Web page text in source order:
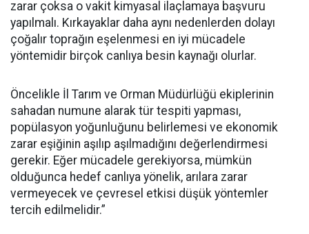
zarar çoksa o vakit kimyasal ilaçlamaya başvuru
yapılmalı. Kırkayaklar daha aynı nedenlerden dolayı
çoğalır toprağın eşelenmesi en iyi mücadele
yöntemidir birçok canlıya besin kaynağı olurlar.
Öncelikle İl Tarım ve Orman Müdürlüğü ekiplerinin
sahadan numune alarak tür tespiti yapması,
popülasyon yoğunluğunu belirlemesi ve ekonomik
zarar eşiğinin aşılıp aşılmadığını değerlendirmesi
gerekir. Eğer mücadele gerekiyorsa, mümkün
olduğunca hedef canlıya yönelik, arılara zarar
vermeyecek ve çevresel etkisi düşük yöntemler
tercih edilmelidir.”